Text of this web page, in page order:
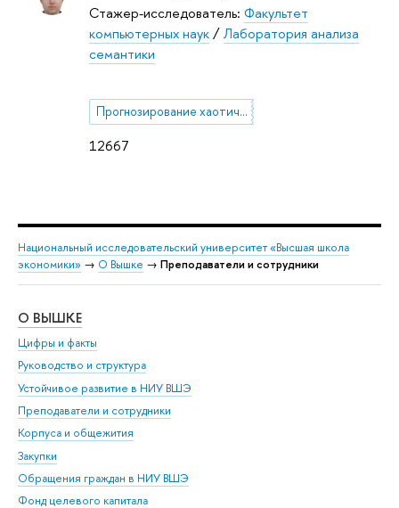
12667
Стажер-исследователь: Факультет
компьютерных наук/Лаборатория анализа
семантики
Прогнозирование хаотических временных рядов на много шагов вперёд
Национальный исследовательский университет «Высшая школа
экономики» → О Вышке → Преподаватели и сотрудники
О ВЫШКЕ
Цифры и факты
Руководство и структура
Устойчивое развитие в НИУ ВШЭ
Преподаватели и сотрудники
Корпуса и общежития
Закупки
Обращения граждан в НИУ ВШЭ
Фонд целевого капитала